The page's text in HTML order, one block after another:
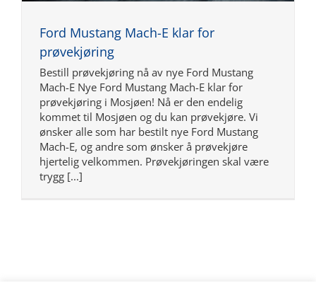
Ford Mustang Mach-E klar for
prøvekjøring
Bestill prøvekjøring nå av nye Ford Mustang
Mach-E Nye Ford Mustang Mach-E klar for
prøvekjøring i Mosjøen! Nå er den endelig
kommet til Mosjøen og du kan prøvekjøre. Vi
ønsker alle som har bestilt nye Ford Mustang
Mach-E, og andre som ønsker å prøvekjøre
hjertelig velkommen. Prøvekjøringen skal være
trygg [...]